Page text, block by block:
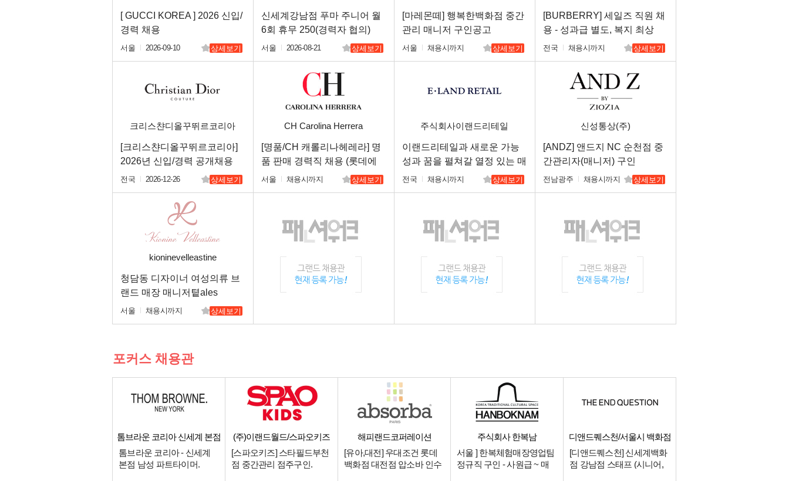
[ GUCCI KOREA ] 2026 신입/
경력 채용
서울 2026-09-10 상세보기
신세계강남점 푸마 주니어 월
6회 휴무 250(경력자 협의)
서울 2026-08-21 상세보기
[마레몬떼] 행복한백화점 중간
관리 매니저 구인공고
서울 채용시까지 상세보기
[BURBERRY] 세일즈 직원 채
용 - 성과급 별도, 복지 최상
(전국)
전국 채용시까지 상세보기
크리스챤디올꾸뛰르코리아
[크리스챤디올꾸뛰르코리아]
2026년 신입/경력 공개채용
전국 2026-12-26 상세보기
CH Carolina Herrera
[명품/CH 캐롤리나헤레라] 명
품 판매 경력직 채용 (롯데에
비뉴엘 명동/잠실/부산)
서울 채용시까지 상세보기
주식회사이랜드리테일
이랜드리테일과 새로운 가능
성과 꿈을 펼쳐갈 열정 있는 매
니저님을 구인합니다.
전국 채용시까지 상세보기
신성통상(주)
[ANDZ] 앤드지 NC 순천점 중
간관리자(매니저) 구인
전남광주 채용시까지 상세보기
kioninevelleastine
청담동 디자이너 여성의류 브
랜드 매장 매니저톁ales
Advisor 채용
서울 채용시까지 상세보기
포커스 채용관
톰브라운 코리아 신세계 본점
남성
톰브라운 코리아 - 신세계
본점 남성 파트타이머.
(주)이랜드월드/스파오키즈
스타필드부천
[스파오키즈] 스타필드부천
점 중간관리 점주구인.
해피랜드코퍼레이션
[유아,대전] 우대조건 롯데
백화점 대전점 압소바 인수
주식회사 한복남
서울 ] 한복체험매장영업팀
정규직 구인 - 사원급 ~ 매
디앤드퀘스천/서울시 백화점
최상급 점
[디앤드퀘스천] 신세계백화
점 강남점 스태프 (시니어,